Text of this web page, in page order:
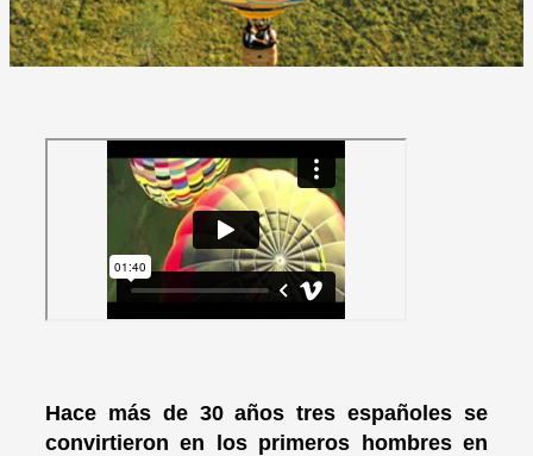
Hace más de 30 años tres españoles se
convirtieron en los primeros hombres en